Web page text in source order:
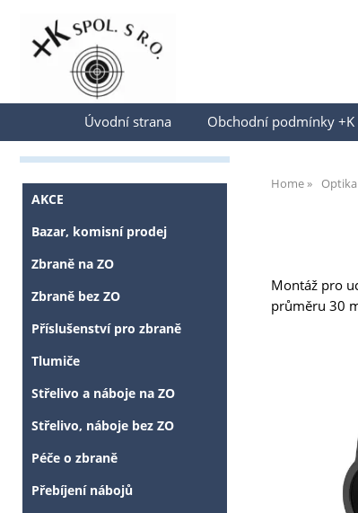
Přihlásit se
Úvodní strana Obchodní podmínky +K
Home Optika
Montáž pro
průměru 30
AKCE
Bazar, komisní prodej
Zbraně na ZO
Zbraně bez ZO
Příslušenství pro zbraně
Tlumiče
Střelivo a náboje na ZO
Střelivo, náboje bez ZO
Péče o zbraně
Přebíjení nábojů